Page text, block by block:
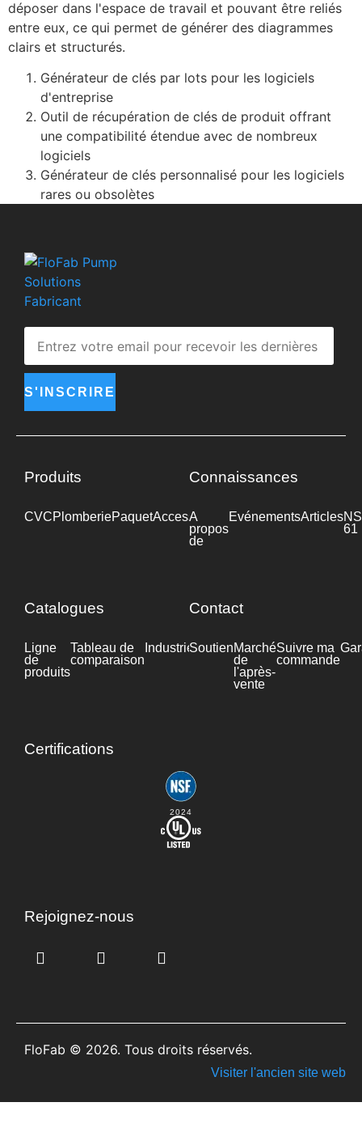
déposer dans l'espace de travail et pouvant être reliés
entre eux, ce qui permet de générer des diagrammes
clairs et structurés.
Générateur de clés par lots pour les logiciels
d'entreprise
Outil de récupération de clés de produit offrant
une compatibilité étendue avec de nombreux
logiciels
Générateur de clés personnalisé pour les logiciels
rares ou obsolètes
S'INSCRIRE
Produits
CVCPlomberiePaquetAccessoires Industrie
Connaissances
A
propos
de
EvénementsArticles
61
Catalogues
Ligne
de
produits
Tableau de
comparaison
IndustrieFiche
technique
Contact
SoutienMarché
de
l'après-
vente
Suivre ma
commande
Certifications
2024
Rejoignez-nous
FloFab © 2026. Tous droits réservés.
Visiter l'ancien site web